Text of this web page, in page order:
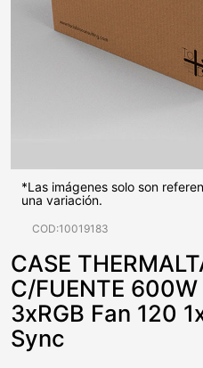
*Las imágenes solo son
una variación.
COD:10019183
CASE
C/FUENTE 600W
3xRGB Fan 120
Sync